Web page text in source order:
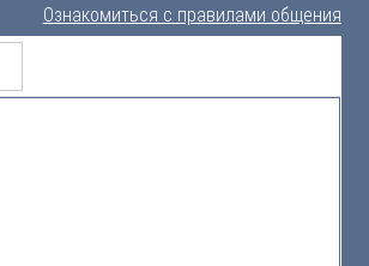
Ознакомиться с правилами общения